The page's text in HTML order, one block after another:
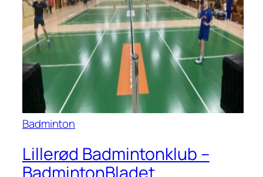
Badminton
Lillerød Badmintonklub –